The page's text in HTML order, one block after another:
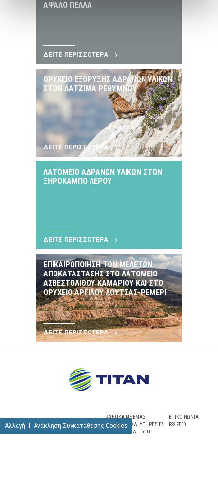
ΑΨΑΛΟ ΠΕΛΛΑ
ΔΕΙΤΕ ΠΕΡΙΣΣΟΤΕΡΑ
ΟΡΥΧΕΙΟ ΕΞΟΡΥΞΗΣ ΑΔΡΑΝΩΝ ΥΛΙΚΩΝ
ΣΤΟΝ ΛΑΤΖΙΜΑ ΡΕΘΥΜΝΟΥ
ΔΕΙΤΕ ΠΕΡΙΣΣΟΤΕΡΑ
ΛΑΤΟΜΕΙΟ ΑΔΡΑΝΩΝ ΥΛΙΚΩΝ ΣΤΟΝ
ΞΗΡΟΚΑΜΠΟ ΛΕΡΟΥ
ΔΕΙΤΕ ΠΕΡΙΣΣΟΤΕΡΑ
ΕΠΙΚΑΙΡΟΠΟΙΗΣΗ ΤΩΝ ΜΕΛΕΤΩΝ
ΑΠΟΚΑΤΑΣΤΑΣΗΣ ΣΤΟ ΛΑΤΟΜΕΙΟ
ΑΣΒΕΣΤΟΛΙΘΟΥ ΚΑΜΑΡΙΟΥ ΚΑΙ ΣΤΟ
ΟΡΥΧΕΙΟ ΑΡΓΙΛΟΥ ΛΟΥΤΣΑΣ-ΡΕΜΕΡΙ
ΔΕΙΤΕ ΠΕΡΙΣΣΟΤΕΡΑ
ΣΧΕΤΙΚΑ ΜΕ ΕΜΑΣ
ΠΡΟΪΟΝΤΑ ΚΑΙ ΥΠΗΡΕΣΙΕΣ
ΒΙΩΣΙΜΗ ΑΝΑΠΤΥΞΗ
ΕΠΙΚΟΙΝΩΝΙΑ
RSS FEED
Αλλαγή Ανάκληση Συγκατάθεσης Cookies